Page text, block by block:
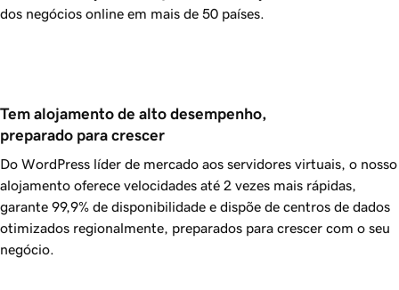
dos negócios online em mais de 50 países.
Tem alojamento de alto desempenho,
preparado para crescer
Do WordPress líder de mercado aos servidores virtuais, o nosso
alojamento oferece velocidades até 2 vezes mais rápidas,
garante 99,9% de disponibilidade e dispõe de centros de dados
otimizados regionalmente, preparados para crescer com o seu
negócio.